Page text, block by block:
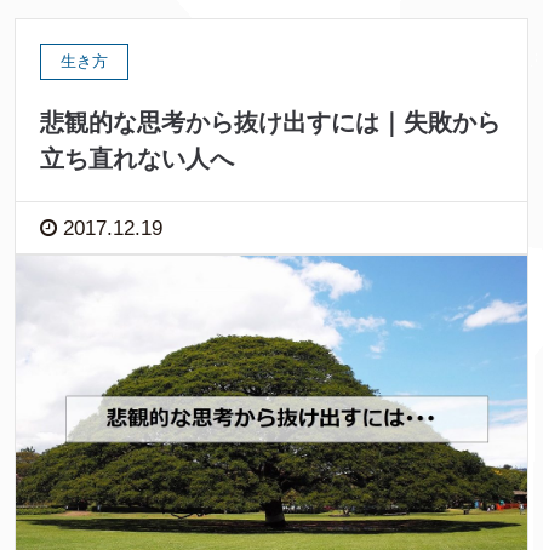
生き方
悲観的な思考から抜け出すには｜失敗から
立ち直れない人へ
2017.12.19